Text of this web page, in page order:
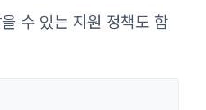
수 있는 지원 정책도 함